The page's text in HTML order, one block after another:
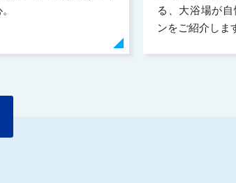
る、大浴場が
ンをご紹介しま